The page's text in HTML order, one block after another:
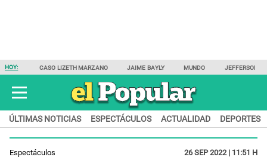
HOY: CASO LIZETH MARZANO JAIME BAYLY MUNDO JEFFERSON
ÚLTIMAS NOTICIAS ESPECTÁCULOS ACTUALIDAD DEPORTES
Espectáculos 26 SEP 2022 | 11:51 H